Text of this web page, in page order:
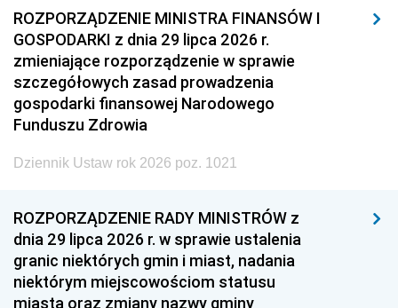
ROZPORZĄDZENIE MINISTRA FINANSÓW I
GOSPODARKI z dnia 29 lipca 2026 r.
zmieniające rozporządzenie w sprawie
szczegółowych zasad prowadzenia
gospodarki finansowej Narodowego
Funduszu Zdrowia
Dziennik Ustaw rok 2026 poz. 1021
ROZPORZĄDZENIE RADY MINISTRÓW z
dnia 29 lipca 2026 r. w sprawie ustalenia
granic niektórych gmin i miast, nadania
niektórym miejscowościom statusu
miasta oraz zmiany nazwy gminy